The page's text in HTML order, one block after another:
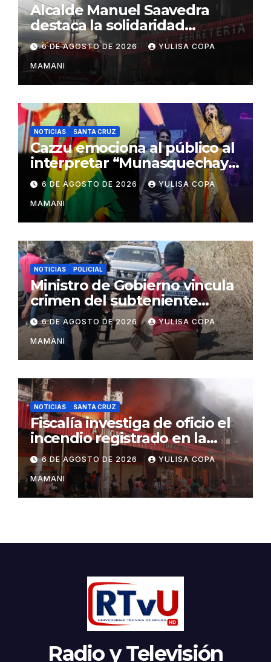
Alcalde Manuel Saavedra
destaca la solidaridad
durante la emergencia en
Barrio Lindo
6 DE AGOSTO DE 2026 YULISA COPA
MAMANI
NOTICIAS SANTA CRUZ
Cazzu emociona al público al
interpretar “Munasquechay”
en su concierto en Santa
Cruz
6 DE AGOSTO DE 2026 YULISA COPA
MAMANI
NOTICIAS POLICIAL
Ministro de Gobierno vincula
crimen del subteniente
Salazar con la red de
Sebastián Marset
6 DE AGOSTO DE 2026 YULISA COPA
MAMANI
NOTICIAS SANTA CRUZ
Fiscalía investiga de oficio el
incendio registrado en la
feria Barrio Lindo
6 DE AGOSTO DE 2026 YULISA COPA
MAMANI
Radio y Televisión